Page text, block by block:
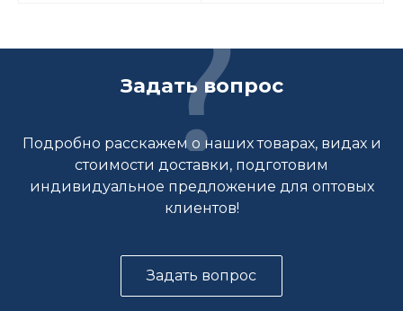
Задать вопрос
Подробно расскажем о наших товарах, видах и
стоимости доставки, подготовим
индивидуальное предложение для оптовых
клиентов!
Задать вопрос